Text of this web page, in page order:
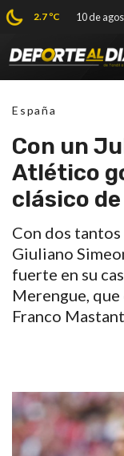
2.7 ºC 10 de
España
Con un
Atlético
clásico
Con dos tantos
Giuliano
fuerte en su
Merengue,
Franco